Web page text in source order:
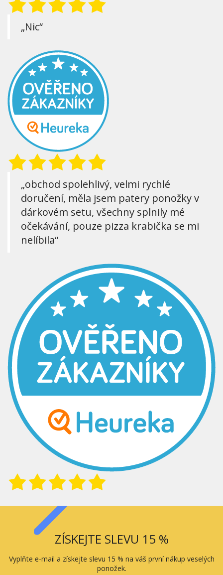
„Nic“
„obchod spolehlivý, velmi rychlé
doručení, měla jsem patery ponožky v
dárkovém setu, všechny splnily mé
očekávání, pouze pizza krabička se mi
nelíbila“
ZÍSKEJTE SLEVU 15 %
Vyplňte e-mail a získejte slevu 15 % na váš první nákup veselých
ponožek.